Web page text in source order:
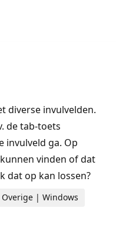
diverse invulvelden.
de tab-toets
invulveld ga. Op
vinden of dat
dat op kan lossen?
| Windows